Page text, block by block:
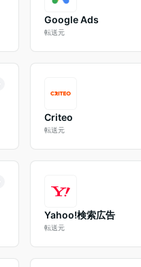
Google Ads
転送元
Criteo
転送元
Yahoo!検索広告
転送元